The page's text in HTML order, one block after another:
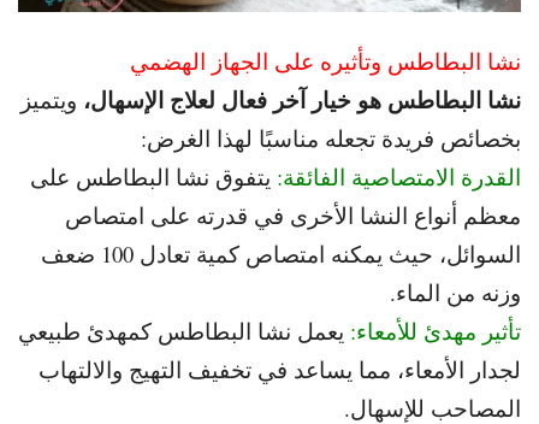
نشا البطاطس وتأثيره على الجهاز الهضمي
نشا البطاطس هو خيار آخر فعال لعلاج الإسهال، ويتميز
بخصائص فريدة تجعله مناسبًا لهذا الغرض:
القدرة الامتصاصية الفائقة: يتفوق نشا البطاطس على
معظم أنواع النشا الأخرى في قدرته على امتصاص
السوائل، حيث يمكنه امتصاص كمية تعادل 100 ضعف
وزنه من الماء.
تأثير مهدئ للأمعاء: يعمل نشا البطاطس كمهدئ طبيعي
لجدار الأمعاء، مما يساعد في تخفيف التهيج والالتهاب
المصاحب للإسهال.